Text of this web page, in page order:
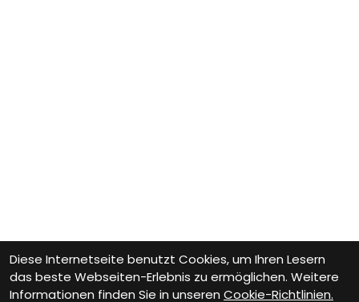
Diese Internetseite benutzt Cookies, um Ihren Lesern
das beste Webseiten-Erlebnis zu ermöglichen. Weitere
Informationen finden Sie in unseren Cookie-Richtlinien.